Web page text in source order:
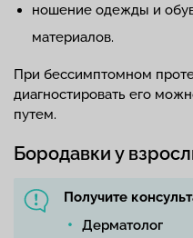
ношение одежды и
материалов.
При бессимптомном
диагностировать его
путем.
Бородавки у
Получите
Дерматолог